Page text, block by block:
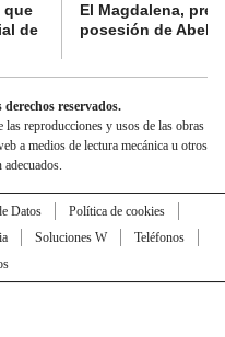
que
de
El Magdalena,
posesión de
reservados.
reproducciones y usos de las obras
a medios de lectura mecánica u otros
Datos
Política de cookies
Soluciones W
Teléfonos